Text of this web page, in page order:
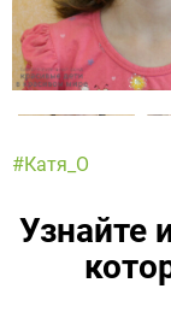
#Катя_О
Узнайте